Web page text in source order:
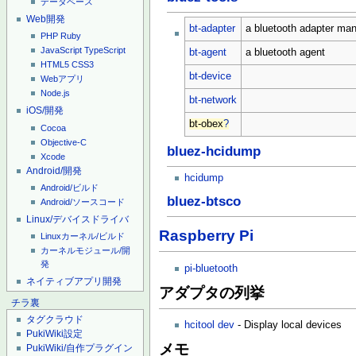
データベース
Web開発
PHP Ruby
JavaScript TypeScript
HTML5 CSS3
Webアプリ
Node.js
iOS/開発
Cocoa
Objective-C
Xcode
Android/開発
Android/ビルド
Android/ソースコード
Linux/デバイスドライバ
Linuxカーネル/ビルド
カーネルモジュール/開
発
ネイティブアプリ開発
チラ裏
タグクラウド
PukiWiki設定
PukiWiki/自作プラグイン
bt-adapter a bluetooth adapter
bt-agent a bluetooth agent
bt-device
bt-network
bt-obex?
bluez-hcidump
hcidump
bluez-btsco
Raspberry Pi
pi-bluetooth
アダプタの列挙
hcitool dev - Display local devices
メモ